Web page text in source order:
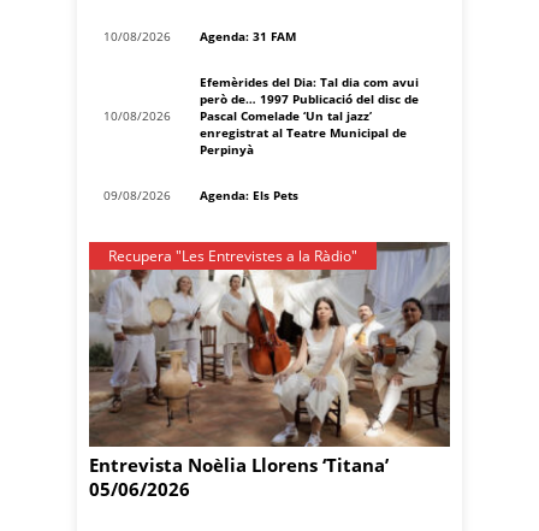
10/08/2026 Agenda: 31 FAM
10/08/2026
Efemèrides del Dia: Tal dia com avui
però de… 1997 Publicació del disc de
Pascal Comelade ‘Un tal jazz’
enregistrat al Teatre Municipal de
Perpinyà
09/08/2026 Agenda: Els Pets
Recupera "Les Entrevistes a la Ràdio"
Entrevista Noèlia Llorens ‘Titana’
05/06/2026